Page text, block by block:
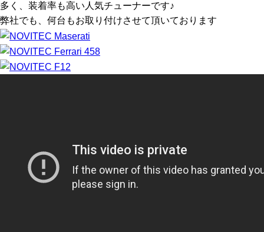
多く、装着率も高い人気チューナーです♪
弊社でも、何台もお取り付けさせて頂いております